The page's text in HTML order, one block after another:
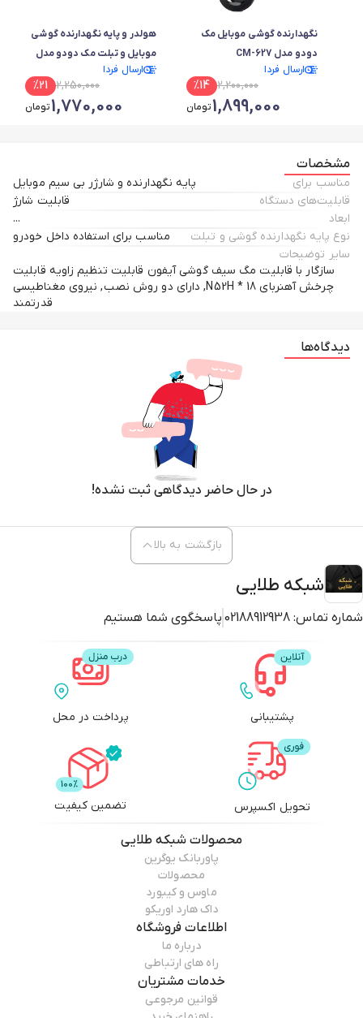
نگهدارنده گوشی موبایل مک
دودو مدل CM-627
ارسال فردا
2,200,000
%14
1,899,000تومان
هولدر و پایه نگهدارنده گوشی
موبایل و تبلت مک دودو مدل
CM-4310
ارسال فردا
2,250,000
%21
1,770,000تومان
مشخصات
مناسب برای
پایه نگهدارنده و شارژر بی سیم موبایل
قابلیت‌های دستگاه
قابلیت شارژ
ابعاد
...
نوع پایه نگهدارنده گوشی و تبلت
مناسب برای استفاده داخل خودرو
سایر توضیحات
سازگار با قابلیت مگ سیف گوشی آیفون قابلیت تنظیم زاویه قابلیت
چرخش آهنربای 18 * N52H, دارای دو روش نصب, نیروی مغناطیسی
قدرتمند
دیدگاه‌ها
در حال حاضر دیدگاهی ثبت نشده!
شبکه طلایی
شماره تماس: 02188912938 پاسخگوی شما هستیم
بازگشت به بالا
پشتیبانی پرداخت در محل
تحویل اکسپرس تضمین کیفیت
محصولات شبکه طلایی
پاوربانک یوگرین
محصولات
ماوس و کیبورد
داک هارد اوریکو
اطلاعات فروشگاه
درباره ما
راه های ارتباطی
خدمات مشتریان
قوانین مرجوعی